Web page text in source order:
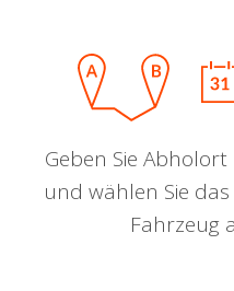
Geben Sie
und wählen Sie
Fahrzeug